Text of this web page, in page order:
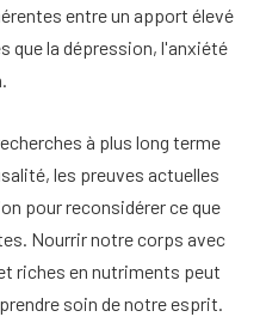
entre un apport élevé
que la dépression, l'anxiété
à plus long terme
les preuves actuelles
pour reconsidérer ce que
Nourrir notre corps avec
riches en nutriments peut
soin de notre esprit.